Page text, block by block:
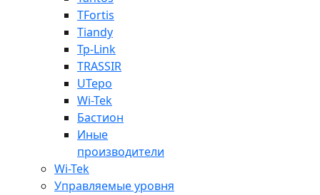
TFortis
Tiandy
Tp-Link
TRASSIR
UTepo
Wi-Tek
Бастион
Иные
производители
Wi-Tek
Управляемые уровня